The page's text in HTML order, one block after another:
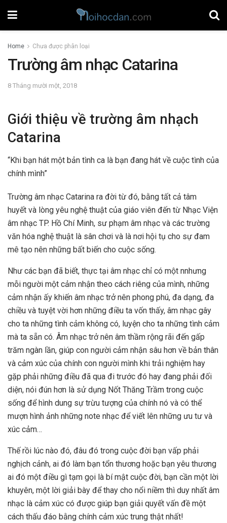
Home Chưa được phân loại
Trường âm nhạc Catarina
8 Tháng mười một, 2018
Giới thiệu về trường âm nhạch
Catarina
“Khi bạn hát một bản tình ca là bạn đang hát về cuộc tình của
chính mình”
Trường âm nhạc Catarina ra đời từ đó, bằng tất cả tâm
huyết và lòng yêu nghệ thuật của giáo viên đến từ Nhạc Viện
âm nhạc TP. Hồ Chí Minh, sư phạm âm nhạc và các trường
văn hóa nghệ thuật là sân chơi và là nơi hội tụ cho sự đam
mê tạo nên những bất biến cho cuộc sống.
Như các bạn đã biết, thực tại âm nhạc chỉ có một nnhưng
mỗi người một cảm nhận theo cách riêng của mình, những
cảm nhận ấy khiến âm nhạc trở nên phong phú, đa dạng, đa
chiều và tuyệt vời hơn những điều ta vốn thấy, âm nhạc gây
cho ta những tình cảm không có, luyện cho ta những tình cảm
mà ta sẵn có. Âm nhạc trở nên âm thầm rộng rãi đến gấp
trăm ngàn lần, giúp con người cảm nhận sâu hơn về bản thân
và cảm xúc của chính con người mình khi trải nghiệm hay
gặp phải những điều đã qua đi trước đó hay đang phải đối
diện, nói đún hơn là sử dụng Nốt Thăng Trầm trong cuộc
sống để hình dung sự trừu tượng của chính nó và có thể
mượn hình ảnh những note nhạc để viết lên những ưu tư và
xúc cảm…
Thế rồi lúc nào đó, đâu đó trong cuộc đời bạn vấp phải
nghịch cảnh, ai đó làm bạn tổn thương hoặc bạn yêu thương
ai đó một điều gì tạm gọi là bí mật cuộc đời, bạn cần một lời
khuyên, một lời giải bày để thay cho nổi niềm thì duy nhất âm
nhạc là cảm xúc có được giúp bạn giải quyết vấn đề một
cách thấu đáo bằng chính cảm xúc trung thật nhất!